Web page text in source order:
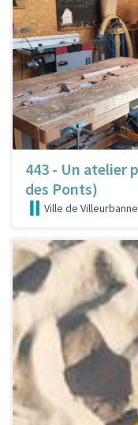
443 - Un atelier
des Ponts)
Ville de Villeurbanne